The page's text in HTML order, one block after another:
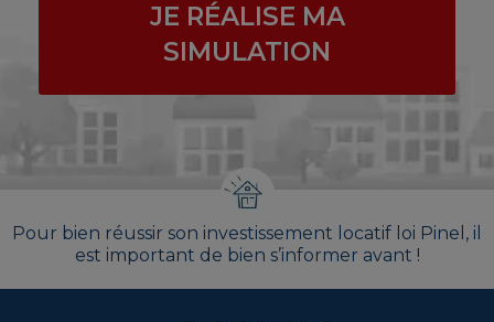
JE RÉALISE MA
SIMULATION
Pour bien réussir son investissement locatif loi Pinel, il
est important de bien s’informer avant !